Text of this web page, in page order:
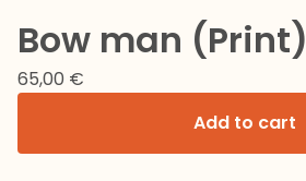
Bow man (Print)
65,00 €
Add to cart